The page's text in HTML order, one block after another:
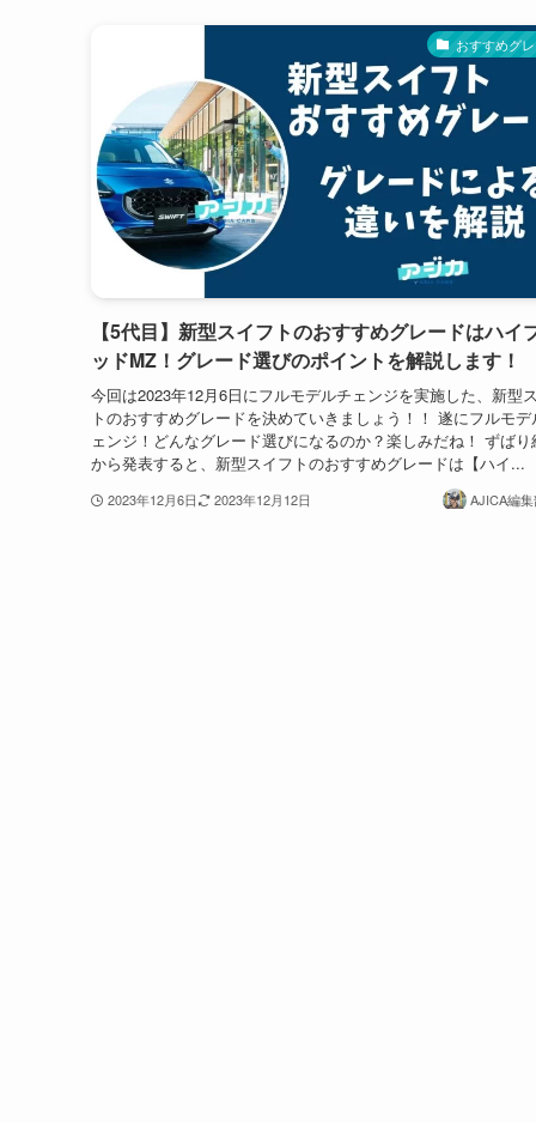
おすすめグ
【5代目】新型スイフトのおすすめグレードはハイ
ッドMZ！グレード選びのポイントを解説します！
今回は2023年12月6日にフルモデルチェンジを実施した、新型
トのおすすめグレードを決めていきましょう！！ 遂にフルモデ
ェンジ！どんなグレード選びになるのか？楽しみだね！ ずばり
から発表すると、新型スイフトのおすすめグレードは【ハイ...
2023年12月6日 2023年12月12日 AJICA編集